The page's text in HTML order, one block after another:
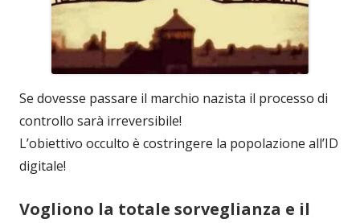
Se dovesse passare il marchio nazista il processo di
controllo sarà irreversibile!
L’obiettivo occulto è costringere la popolazione all’ID
digitale!
Vogliono la totale sorveglianza e il